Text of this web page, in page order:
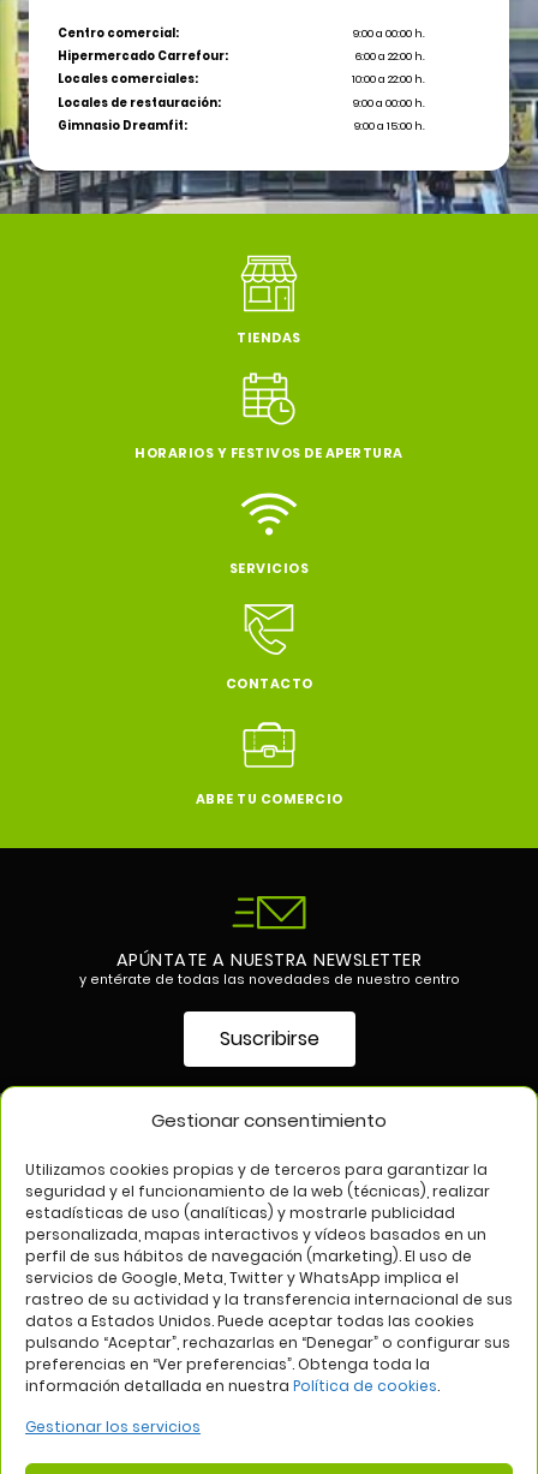
Gestionar consentimiento
Utilizamos cookies propias y de terceros para garantizar la
seguridad y el funcionamiento de la web (técnicas), realizar
estadísticas de uso (analíticas) y mostrarle publicidad
personalizada, mapas interactivos y vídeos basados en un
perfil de sus hábitos de navegación (marketing). El uso de
servicios de Google, Meta, Twitter y WhatsApp implica el
rastreo de su actividad y la transferencia internacional de sus
datos a Estados Unidos. Puede aceptar todas las cookies
pulsando “Aceptar”, rechazarlas en “Denegar” o configurar sus
preferencias en “Ver preferencias”. Obtenga toda la
información detallada en nuestra Política de cookies.
Gestionar los servicios
Centro comercial:
9:00 a 00:00 h.
Hipermercado Carrefour:
6:00 a 22:00 h.
Locales comerciales:
10:00 a 22:00 h.
Locales de restauración:
9:00 a 00:00 h.
Gimnasio Dreamfit:
9:00 a 15:00 h.
TIENDAS
HORARIOS Y FESTIVOS DE APERTURA
SERVICIOS
CONTACTO
ABRE TU COMERCIO
APÚNTATE A NUESTRA NEWSLETTER
y entérate de todas las novedades de nuestro centro
Suscribirse
Aviso legal Política de privacidad
Política de cookies
Web: Bannister Global